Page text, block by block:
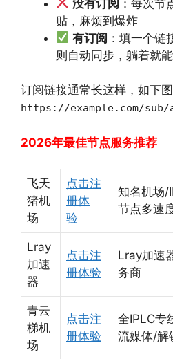
没有订阅 ：每次节
贴，麻烦到爆炸
有订阅 ：填一个链
则自动同步，躺着就
订阅链接通常长这样，如下图
https://example.com/sub/
2026年最佳节点服务推荐
飞天
猪机
场
点击注
册体
验
知名机场/
节点多速
Lray
加速
器
点击注
册体验
Lray加速
务商
青云
梯机
场
点击注
册体验
全IPLC专
流媒体/